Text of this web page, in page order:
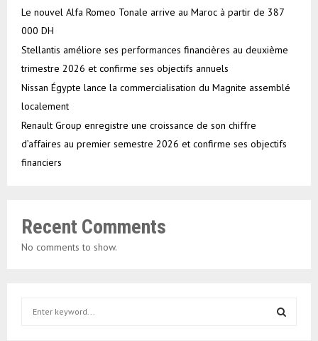
Le nouvel Alfa Romeo Tonale arrive au Maroc à partir de 387
000 DH
Stellantis améliore ses performances financières au deuxième
trimestre 2026 et confirme ses objectifs annuels
Nissan Égypte lance la commercialisation du Magnite assemblé
localement
Renault Group enregistre une croissance de son chiffre
d’affaires au premier semestre 2026 et confirme ses objectifs
financiers
Recent Comments
No comments to show.